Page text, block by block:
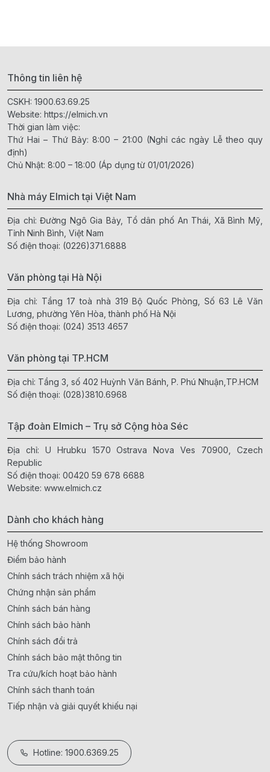
Thông tin liên hệ
CSKH: 1900.63.69.25
Website: https://elmich.vn
Thời gian làm việc:
Thứ Hai – Thứ Bảy: 8:00 – 21:00 (Nghỉ các ngày Lễ theo quy
định)
Chủ Nhật: 8:00 – 18:00 (Áp dụng từ 01/01/2026)
Nhà máy Elmich tại Việt Nam
Địa chỉ: Đường Ngô Gia Bảy, Tổ dân phố An Thái, Xã Bình Mỹ,
Tỉnh Ninh Bình, Việt Nam
Số điện thoại: (0226)371.6888
Văn phòng tại Hà Nội
Địa chỉ: Tầng 17 toà nhà 319 Bộ Quốc Phòng, Số 63 Lê Văn
Lương, phường Yên Hòa, thành phố Hà Nội
Số điện thoại: (024) 3513 4657
Văn phòng tại TP.HCM
Địa chỉ: Tầng 3, số 402 Huỳnh Văn Bánh, P. Phú Nhuận,TP.HCM
Số điện thoại: (028)3810.6968
Tập đoàn Elmich – Trụ sở Cộng hòa Séc
Địa chỉ: U Hrubku 1570 Ostrava Nova Ves 70900, Czech
Republic
Số điện thoại: 00420 59 678 6688
Website: www.elmich.cz
Dành cho khách hàng
Hệ thống Showroom
Điểm bảo hành
Chính sách trách nhiệm xã hội
Chứng nhận sản phẩm
Chính sách bán hàng
Chính sách bảo hành
Chính sách đổi trả
Chính sách bảo mật thông tin
Tra cứu/kích hoạt bảo hành
Chính sách thanh toán
Tiếp nhận và giải quyết khiếu nại
Hotline: 1900.6369.25